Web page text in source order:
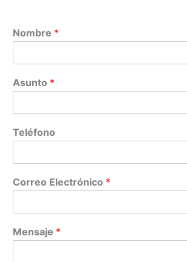
Nombre *
Asunto *
Teléfono
Correo Electrónico *
Mensaje *